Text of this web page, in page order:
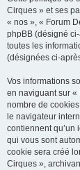
Cirques » et ses
« nos », « Forum
phpBB (désigné
toutes les
(désignées ci-
Vos informations
en naviguant sur «
nombre de
le navigateur
contiennent qu’un
qui vous sont
cookie sera créé
Cirques »,